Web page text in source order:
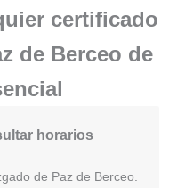
certificado
de Berceo de
horarios
de Paz de Berceo.